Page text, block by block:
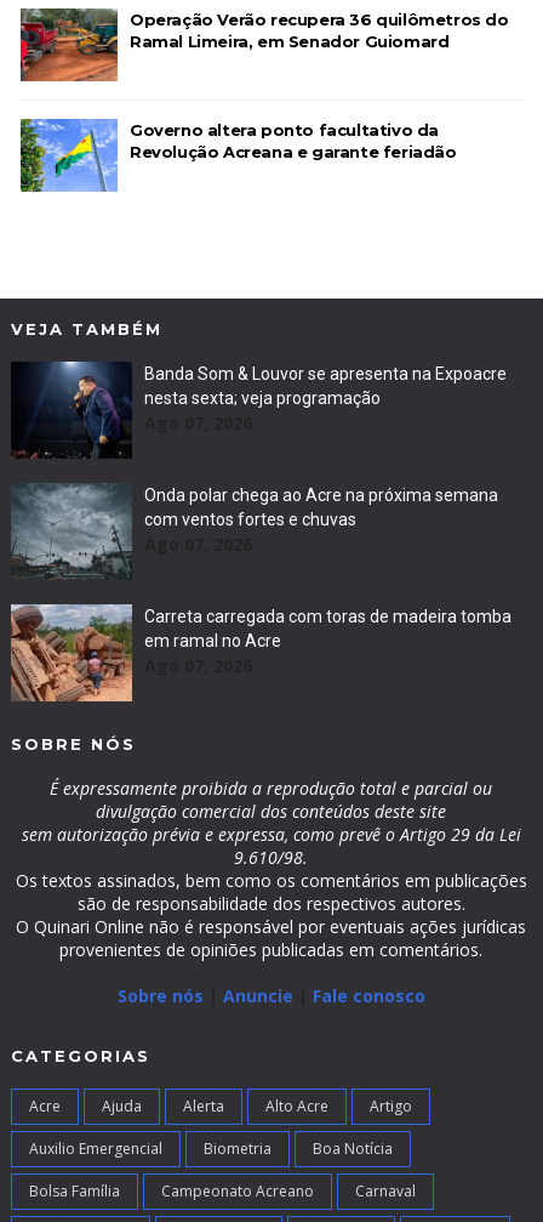
Operação Verão recupera 36 quilômetros do
Ramal Limeira, em Senador Guiomard
Governo altera ponto facultativo da
Revolução Acreana e garante feriadão
VEJA TAMBÉM
Banda Som & Louvor se apresenta na Expoacre
nesta sexta; veja programação
Onda polar chega ao Acre na próxima semana
com ventos fortes e chuvas
Carreta carregada com toras de madeira tomba
em ramal no Acre
SOBRE NÓS
É expressamente proibida a reprodução total e parcial ou
divulgação comercial dos conteúdos deste site
sem autorização prévia e expressa, como prevê o Artigo 29 da Lei
9.610/98.
Os textos assinados, bem como os comentários em publicações
são de responsabilidade dos respectivos autores.
O Quinari Online não é responsável por eventuais ações jurídicas
provenientes de opiniões publicadas em comentários.
Sobre nós
Anuncie Fale conosco
CATEGORIAS
Acre Ajuda Alerta Alto Acre Artigo
Auxilio Emergencial Biometria Boa Notícia
Bolsa Família Campeonato Acreano Carnaval